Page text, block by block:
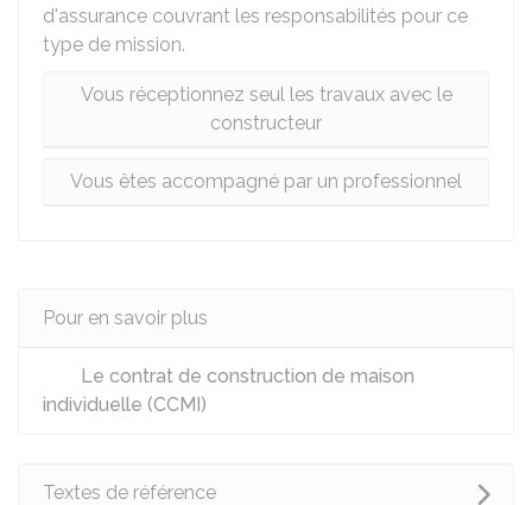
d'assurance couvrant les responsabilités pour ce
type de mission.
Vous réceptionnez seul les travaux avec le
constructeur
Vous êtes accompagné par un professionnel
Pour en savoir plus
Le contrat de construction de maison
individuelle (CCMI)
Textes de référence